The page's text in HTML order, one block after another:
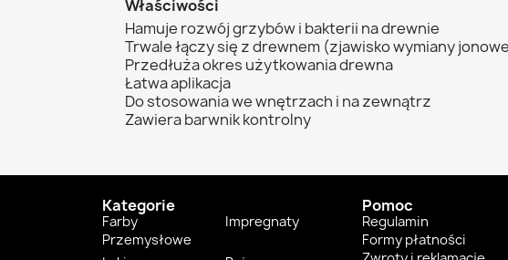
Właściwości
Hamuje rozwój grzybów i bakterii na drewnie
Trwale łączy się z drewnem (zjawisko wymiany
Przedłuża okres użytkowania drewna
Łatwa aplikacja
Do stosowania we wnętrzach i na zewnątrz
Zawiera barwnik kontrolny
Kategorie
Farby
Przemysłowe
Impregnaty
Pomoc
Regulamin
Formy płatności